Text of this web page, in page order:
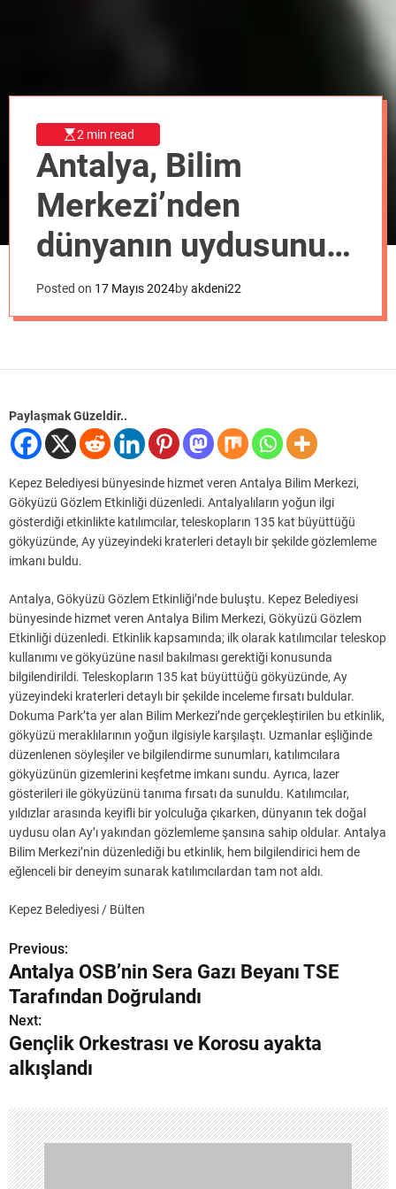
2 min read
Antalya, Bilim
Merkezi’nden
dünyanın uydusunu
gözlemledi
Posted on 17 Mayıs 2024byakdeni22
Paylaşmak Güzeldir..
Kepez Belediyesi bünyesinde hizmet veren Antalya Bilim Merkezi,
Gökyüzü Gözlem Etkinliği düzenledi. Antalyalıların yoğun ilgi
gösterdiği etkinlikte katılımcılar, teleskopların 135 kat büyüttüğü
gökyüzünde, Ay yüzeyindeki kraterleri detaylı bir şekilde gözlemleme
imkanı buldu.
Antalya, Gökyüzü Gözlem Etkinliği’nde buluştu. Kepez Belediyesi
bünyesinde hizmet veren Antalya Bilim Merkezi, Gökyüzü Gözlem
Etkinliği düzenledi. Etkinlik kapsamında; ilk olarak katılımcılar teleskop
kullanımı ve gökyüzüne nasıl bakılması gerektiği konusunda
bilgilendirildi. Teleskopların 135 kat büyüttüğü gökyüzünde, Ay
yüzeyindeki kraterleri detaylı bir şekilde inceleme fırsatı buldular.
Dokuma Park’ta yer alan Bilim Merkezi’nde gerçekleştirilen bu etkinlik,
gökyüzü meraklılarının yoğun ilgisiyle karşılaştı. Uzmanlar eşliğinde
düzenlenen söyleşiler ve bilgilendirme sunumları, katılımcılara
gökyüzünün gizemlerini keşfetme imkanı sundu. Ayrıca, lazer
gösterileri ile gökyüzünü tanıma fırsatı da sunuldu. Katılımcılar,
yıldızlar arasında keyifli bir yolculuğa çıkarken, dünyanın tek doğal
uydusu olan Ay’ı yakından gözlemleme şansına sahip oldular. Antalya
Bilim Merkezi’nin düzenlediği bu etkinlik, hem bilgilendirici hem de
eğlenceli bir deneyim sunarak katılımcılardan tam not aldı.
Kepez Belediyesi / Bülten
Y
a
z
ı
e
z
Previous:
Antalya OSB’nin Sera Gazı Beyanı TSE
Tarafından Doğrulandı
Next:
Gençlik Orkestrası ve Korosu ayakta
alkışlandı